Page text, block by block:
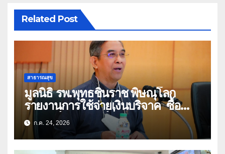
Related Post
สาธารณสุข
มูลนิธิ รพ.พุทธชินราช พิษณุโลก
รายงานการใช้จ่ายเงินบริจาค ซื้อ
อุปกรณ์การแพทย์ที่ทันสมัย
ก.ค. 24, 2026